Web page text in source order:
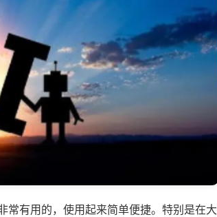
常有用的，使用起来简单便捷。特别是在大